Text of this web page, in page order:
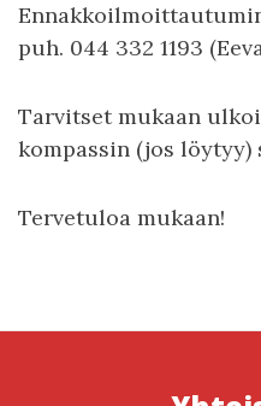
puh. 044 332 1193
Tarvitset mukaan
kompassin (jos
Tervetuloa mukaan!